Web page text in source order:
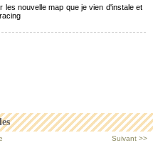
Suivant >>
nouvelle map que je vien d'instale et